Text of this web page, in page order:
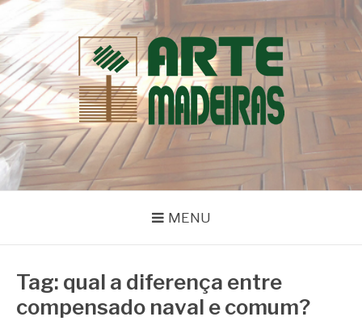
Pular
para
o
conteúdo
BLOG | ARTE
MADEIRAS
Dicas e Novidades sobre Madeiras
MENU
Tag: qual a diferença entre
compensado naval e comum?